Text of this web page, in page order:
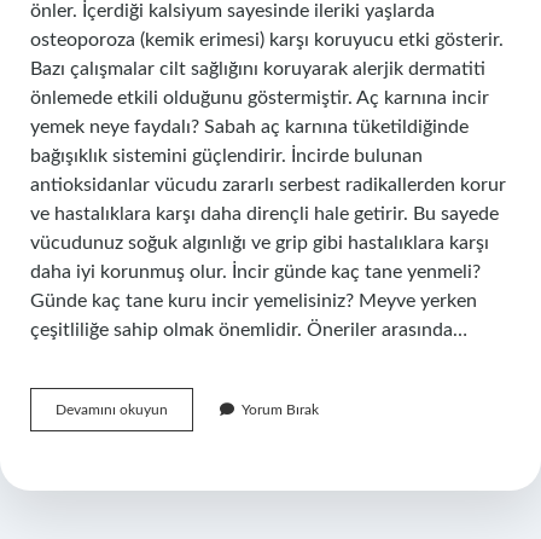
önler. İçerdiği kalsiyum sayesinde ileriki yaşlarda
osteoporoza (kemik erimesi) karşı koruyucu etki gösterir.
Bazı çalışmalar cilt sağlığını koruyarak alerjik dermatiti
önlemede etkili olduğunu göstermiştir. Aç karnına incir
yemek neye faydalı? Sabah aç karnına tüketildiğinde
bağışıklık sistemini güçlendirir. İncirde bulunan
antioksidanlar vücudu zararlı serbest radikallerden korur
ve hastalıklara karşı daha dirençli hale getirir. Bu sayede
vücudunuz soğuk algınlığı ve grip gibi hastalıklara karşı
daha iyi korunmuş olur. İncir günde kaç tane yenmeli?
Günde kaç tane kuru incir yemelisiniz? Meyve yerken
çeşitliliğe sahip olmak önemlidir. Öneriler arasında…
Devamını okuyun
Ne
Gelir
Yorum Bırak